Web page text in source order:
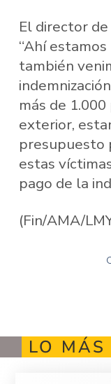
El director
“Ahí
también
más de
exterior,
presupuesto
estas
pago de la
(Fin/AMA/
LO MÁS